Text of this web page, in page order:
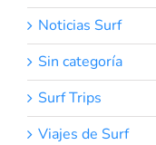
Noticias Surf
Sin categoría
Surf Trips
Viajes de Surf